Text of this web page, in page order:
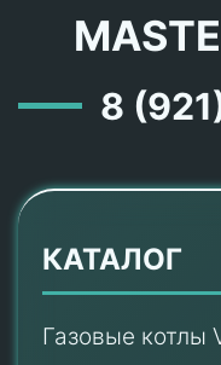
8
КАТАЛОГ
Газовые котлы